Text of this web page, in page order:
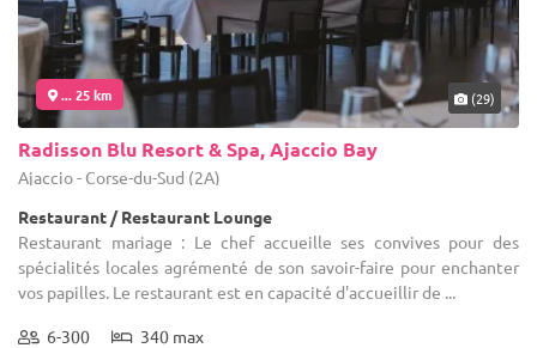
... 25 km (29)
Radisson Blu Resort & Spa, Ajaccio Bay
Ajaccio - Corse-du-Sud (2A)
Restaurant / Restaurant Lounge
Restaurant mariage : Le chef accueille ses convives pour des
spécialités locales agrémenté de son savoir-faire pour enchanter
vos papilles. Le restaurant est en capacité d'accueillir de ...
6-300 340 max